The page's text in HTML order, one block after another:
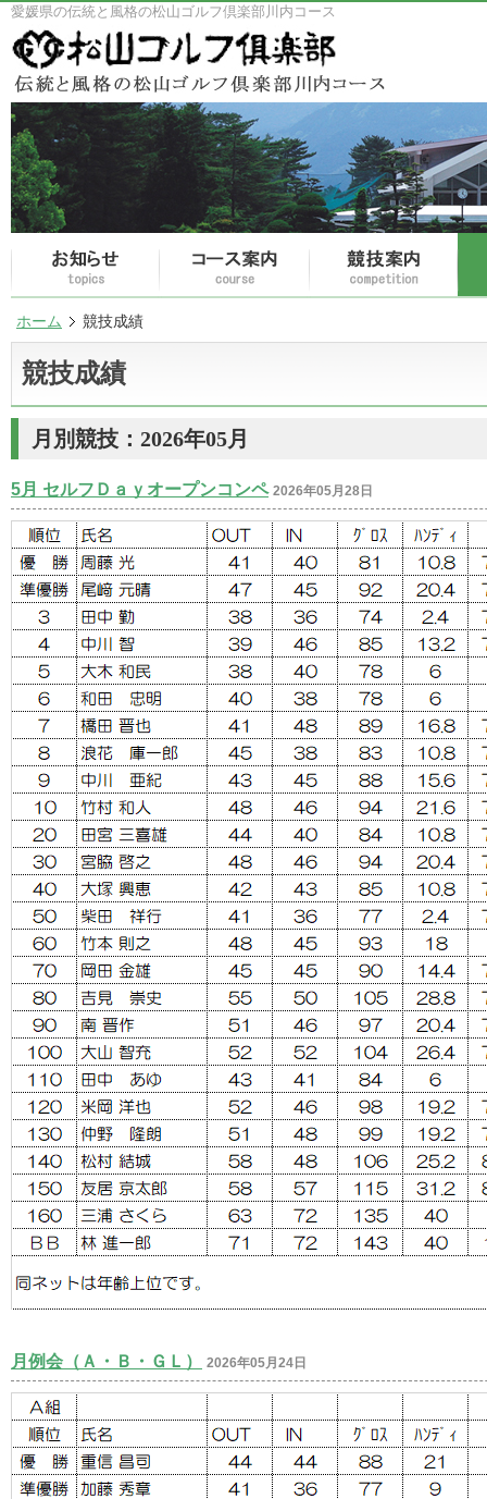
愛媛県の伝統と風格の松山ゴルフ倶楽部川内コース
ホーム 競技成績
競技成績
月別競技：2026年05月
5月 セルフＤａｙオープンコンペ 2026年05月28日
月例会（Ａ・Ｂ・ＧＬ） 2026年05月24日